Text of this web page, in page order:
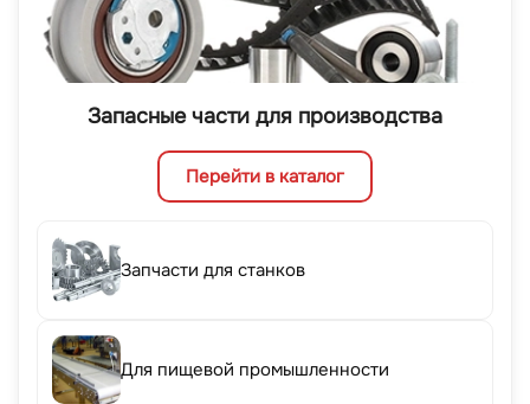
Запасные части для производства
Перейти в каталог
Запчасти для станков
Для пищевой промышленности